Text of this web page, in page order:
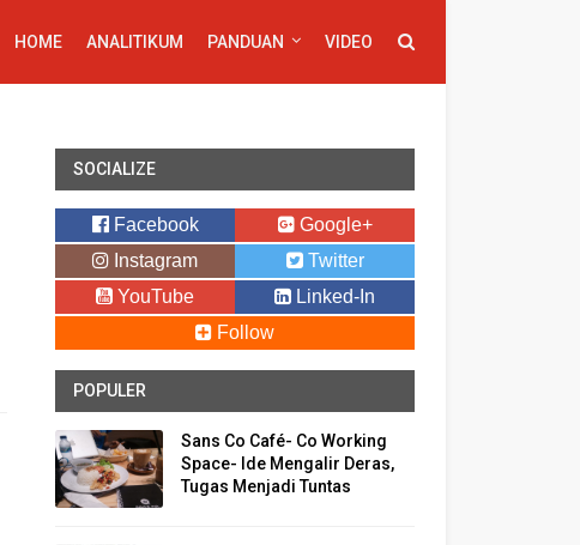
HOME ANALITIKUM PANDUAN VIDEO
SOCIALIZE
Facebook
Google+
Instagram
Twitter
YouTube
Linked-In
Follow
POPULER
Sans Co Café- Co Working
Space- Ide Mengalir Deras,
Tugas Menjadi Tuntas